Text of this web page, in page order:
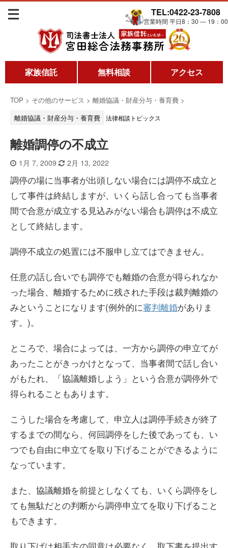
TEL:0422-23-7808
営業時間 平日8：30 ― 19：00
家族信託 無料相談 アクセス
TOP > その他のサービス > 離婚協議・財産分与・養育費 >
離婚協議・財産分与・養育費
法律相談トピックス
離婚調停の不成立
1月 7, 2009 2月 13, 2022
調停の場に当事者が出頭しない場合には調停不成立と
して事件は終結しますが、いくら話し合っても当事者
間で合意が成立する見込みがない場合も調停は不成立
として終結します。
調停不成立の処置には不服申し立てはできません。
任意の話し合いでも調停でも離婚の合意が得られなか
った場合、離婚するために残された手段は裁判離婚の
みということになります(例外的に審判離婚がありま
す。)。
ところで、場合によっては、一方から調停の申立てが
あったことがきっかけとなって、当事者間で話し合い
がもたれ、「協議離婚しよう」という合意が調停外で
得られることもあります。
こうした場合を考慮して、申立人は調停手続きが終了
するまでの間なら、何回調停をした後であっても、い
つでも自由に申立てを取り下げることができるように
なっています。
また、協議離婚を前提としなくても、いくら調停をし
ても無駄だとの判断から調停申立てを取り下げること
もできます。